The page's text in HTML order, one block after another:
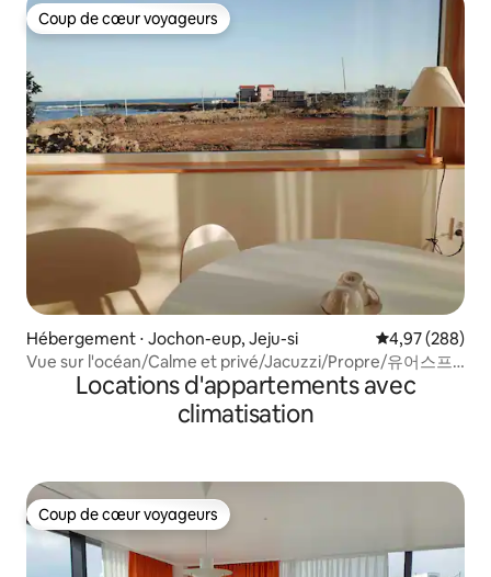
Coup de cœur voyageurs
Coup de cœur voyageurs
Hébergement ⋅ Jochon-eup, Jeju-si Évaluation
4,97 (288)
Vue sur l'océan/Calme et privé/Jacuzzi/Propre/유어스프
Locations d'appartements avec
climatisation
Coup de cœur voyageurs
Coup de cœur voyageurs